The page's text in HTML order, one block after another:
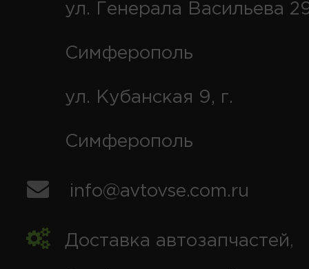
ул. Генерала Васильева
Симферополь
ул. Кубанская 9, г.
Симферополь
info@avtovse.com.ru
Доставка автозапчастей,